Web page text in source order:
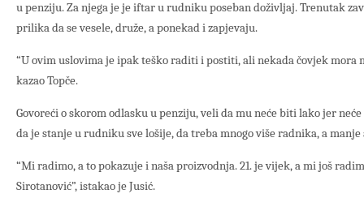
u penziju. Za njega je je iftar u rudniku poseban doživljaj. Trenutak
prilika da se vesele, druže, a ponekad i zapjevaju.
“U ovim uslovima je ipak teško raditi i postiti, ali nekada čovjek mora
kazao Topče.
Govoreći o skorom odlasku u penziju, veli da mu neće biti lako jer
da je stanje u rudniku sve lošije, da treba mnogo više radnika, a
“Mi radimo, a to pokazuje i naša proizvodnja. 21. je vijek, a mi još
Sirotanović”, istakao je Jusić.